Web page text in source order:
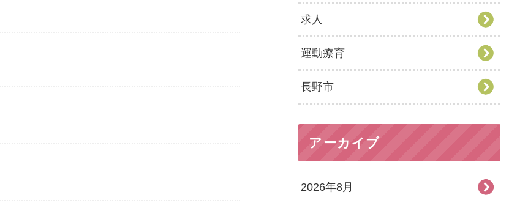
求人
運動療育
長野市
アーカイブ
2026年8月